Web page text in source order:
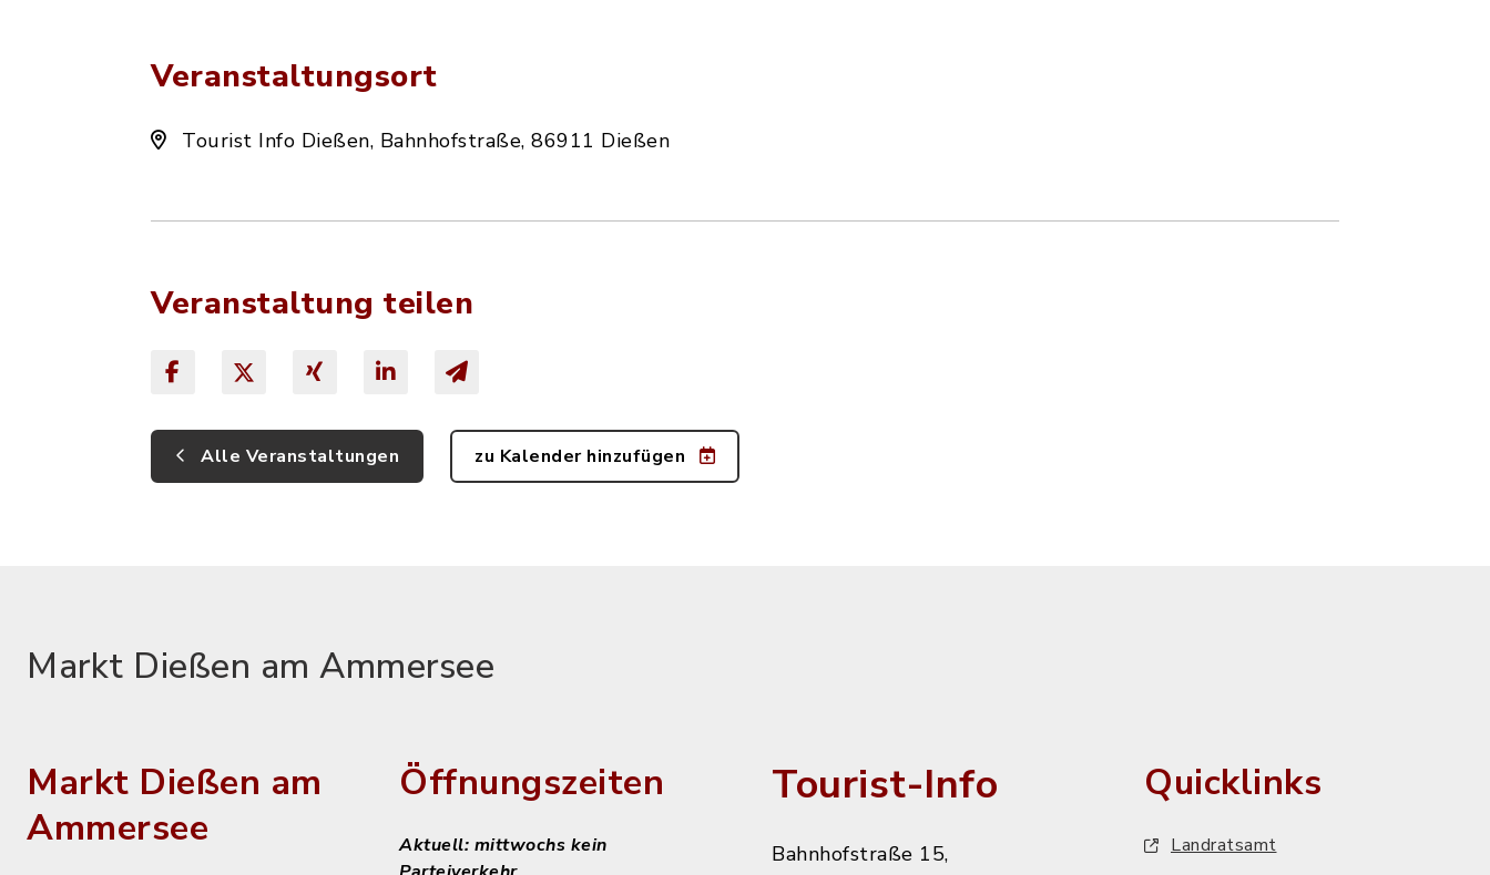
Veranstaltungsort
Tourist Info Dießen, Bahnhofstraße, 86911 Dießen
Veranstaltung teilen
Alle Veranstaltungen zu Kalender hinzufügen
Markt Dießen am Ammersee
Markt Dießen am
Ammersee
Öffnungszeiten
Aktuell: mittwochs kein
Tourist-Info
Bahnhofstraße 15,
Quicklinks
Landratsamt